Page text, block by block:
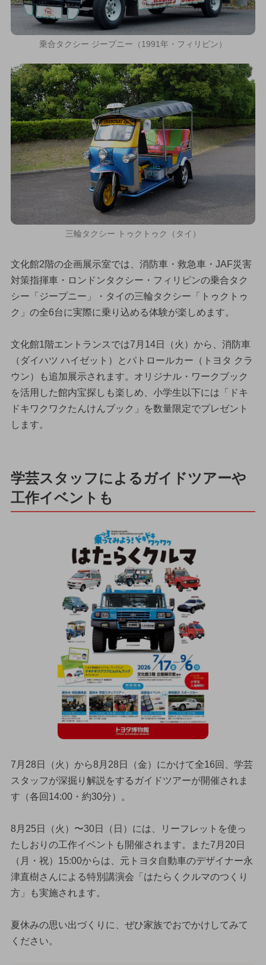
乗合タクシー ジープニー（1991年・フィリピン）
三輪タクシー トゥクトゥク（タイ）
文化館2階の企画展示室では、消防車・救急車・JAF災害
対策指揮車・ロンドンタクシー・フィリピンの乗合タク
シー「ジープニー」・タイの三輪タクシー「トゥクトゥ
ク」の全6台に実際に乗り込める体験が楽しめます。
文化館1階エントランスでは7月14日（火）から、消防車
（ダイハツ ハイゼット）とパトロールカー（トヨタ クラ
ウン）も追加展示されます。オリジナル・ワークブック
を活用した館内宝探しも楽しめ、小学生以下には「ドキ
ドキワクワクたんけんブック」を数量限定でプレゼント
します。
学芸スタッフによるガイドツアーや
工作イベントも
7月28日（火）から8月28日（金）にかけて全16回、学芸
スタッフが深掘り解説をするガイドツアーが開催されま
す（各回14:00・約30分）。
8月25日（火）〜30日（日）には、リーフレットを使っ
たしおりの工作イベントも開催されます。また7月20日
（月・祝）15:00からは、元トヨタ自動車のデザイナー永
津直樹さんによる特別講演会「はたらくクルマのつくり
方」も実施されます。
夏休みの思い出づくりに、ぜひ家族でおでかけしてみて
ください。